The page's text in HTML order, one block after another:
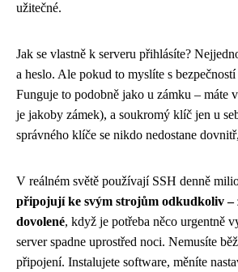
užitečné.
Jak se vlastně k serveru přihlásíte?
a heslo. Ale pokud to myslíte s
Funguje to podobně jako u zámku – máte
je jakoby zámek), a soukromý klíč jen u
správného klíče se nikdo nedostane
V reálném světě používají SSH denně
připojují ke svým strojům odkudkoliv –
dovolené, když je potřeba něco urgentně
server spadne uprostřed noci. Nemusíte
připojení. Instalujete software, měníte